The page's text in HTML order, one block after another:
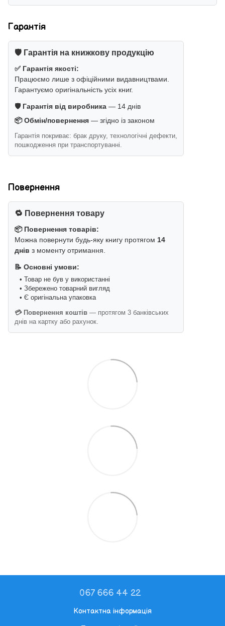
Гарантія
🛡️ Гарантія на книжкову продукцію
✅ Гарантія якості:
Працюємо лише з офіційними видавництвами.
Гарантуємо оригінальність усіх книг.
🛡️ Гарантія від виробника — 14 днів
📦 Обмін/повернення — згідно із законом
Гарантія покриває: брак друку, технологічні дефекти,
пошкодження при транспортуванні.
Повернення
🔁 Повернення товару
📦 Повернення товарів:
Можна повернути будь-яку книгу протягом 14
днів з моменту отримання.
📝 Основні умови:
• Товар не був у використанні
• Збережено товарний вигляд
• Є оригінальна упаковка
💳 Повернення коштів — протягом 3 банківських
днів на картку або рахунок.
067 666 44 22
Контактна інформація